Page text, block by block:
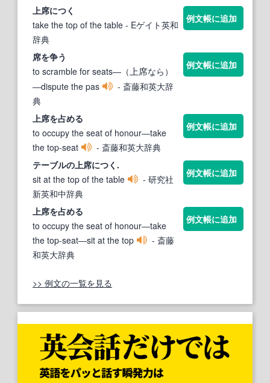
上席につく
take the top of the table - Eゲイト英和
辞典
例文帳に追加
席を争う
to scramble for seats―（上席なら）
―dispute the pas
- 斎藤和英大辞
典
例文帳に追加
上席を占める
to occupy the seat of honour―take
the top-seat
- 斎藤和英大辞典
例文帳に追加
テーブルの上席につく.
sit at the top of the table
- 研究社
新英和中辞典
例文帳に追加
上席を占める
to occupy the seat of honour―take
the top-seat―sit at the top
- 斎藤
和英大辞典
例文帳に追加
>> 例文の一覧を見る